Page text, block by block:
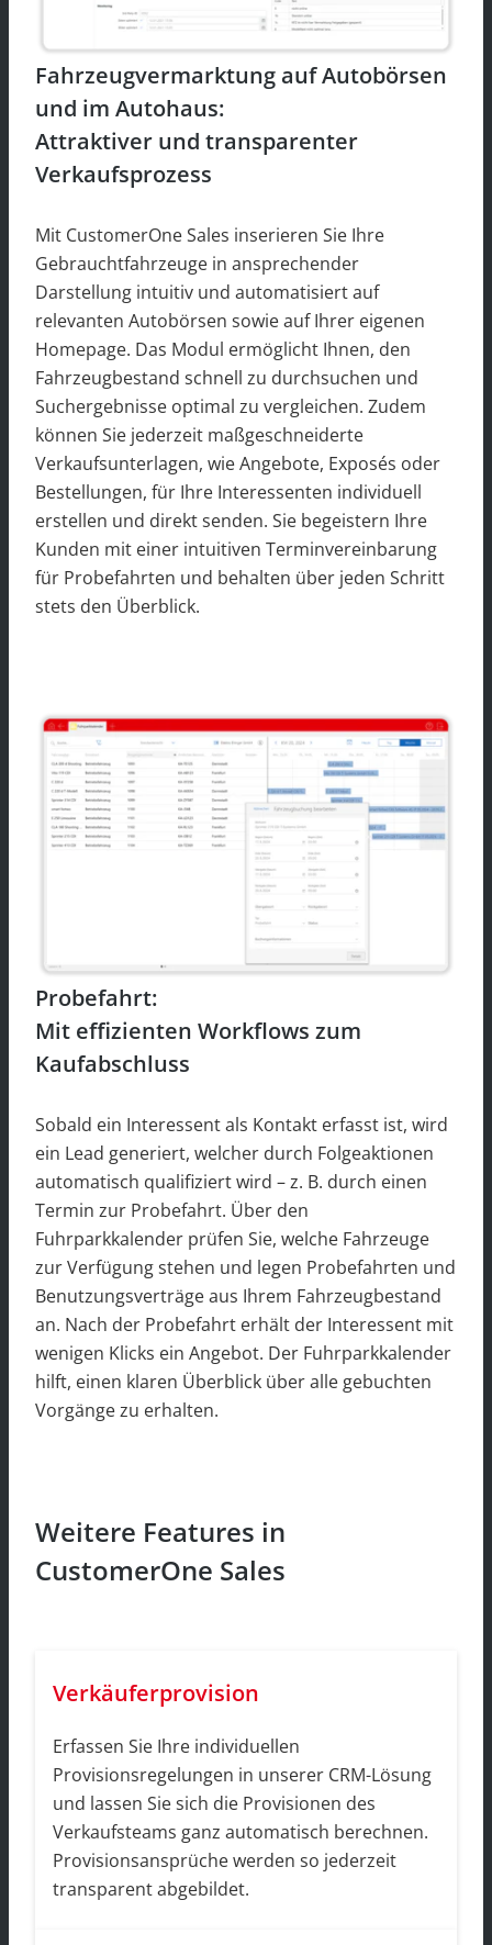
Fahrzeugvermarktung auf Autobörsen
und im Autohaus:
Attraktiver und transparenter
Verkaufsprozess
Mit CustomerOne Sales inserieren Sie Ihre
Gebrauchtfahrzeuge in ansprechender
Darstellung intuitiv und automatisiert auf
relevanten Autobörsen sowie auf Ihrer eigenen
Homepage. Das Modul ermöglicht Ihnen, den
Fahrzeugbestand schnell zu durchsuchen und
Suchergebnisse optimal zu vergleichen. Zudem
können Sie jederzeit maßgeschneiderte
Verkaufsunterlagen, wie Angebote, Exposés oder
Bestellungen, für Ihre Interessenten individuell
erstellen und direkt senden. Sie begeistern Ihre
Kunden mit einer intuitiven Terminvereinbarung
für Probefahrten und behalten über jeden Schritt
stets den Überblick.
Probefahrt:
Mit effizienten Workflows zum
Kaufabschluss
Sobald ein Interessent als Kontakt erfasst ist, wird
ein Lead generiert, welcher durch Folgeaktionen
automatisch qualifiziert wird – z. B. durch einen
Termin zur Probefahrt. Über den
Fuhrparkkalender prüfen Sie, welche Fahrzeuge
zur Verfügung stehen und legen Probefahrten und
Benutzungsverträge aus Ihrem Fahrzeugbestand
an. Nach der Probefahrt erhält der Interessent mit
wenigen Klicks ein Angebot. Der Fuhrparkkalender
hilft, einen klaren Überblick über alle gebuchten
Vorgänge zu erhalten.
Weitere Features in
CustomerOne Sales
Verkäuferprovision
Erfassen Sie Ihre individuellen
Provisionsregelungen in unserer CRM-Lösung
und lassen Sie sich die Provisionen des
Verkaufsteams ganz automatisch berechnen.
Provisionsansprüche werden so jederzeit
transparent abgebildet.